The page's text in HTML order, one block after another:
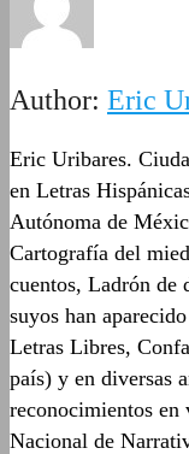
Author: Eric
Eric Uribares.
en Letras
Autónoma de
Cartografía del
cuentos, Ladrón de
suyos han
Letras Libres,
país) y en diversas
reconocimientos en
Nacional de